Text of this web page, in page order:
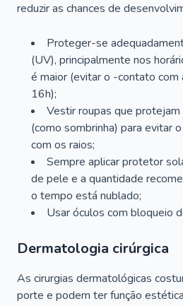
reduzir as chances de
Proteger-se
(UV), principalmente nos
é maior (evitar o -contato com
16h);
Vestir roupas que
(como sombrinha) para evitar
com os raios;
Sempre aplicar protetor
de pele e a quantidade
o tempo está nublado;
Usar óculos com bloqueio
Dermatologia cirúrgica
As cirurgias dermatológicas
porte e podem ter função